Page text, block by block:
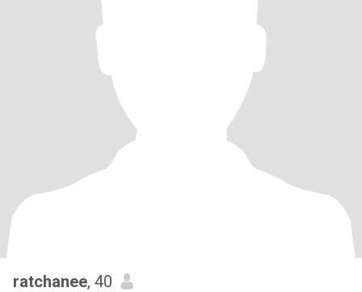
ratchanee, 40